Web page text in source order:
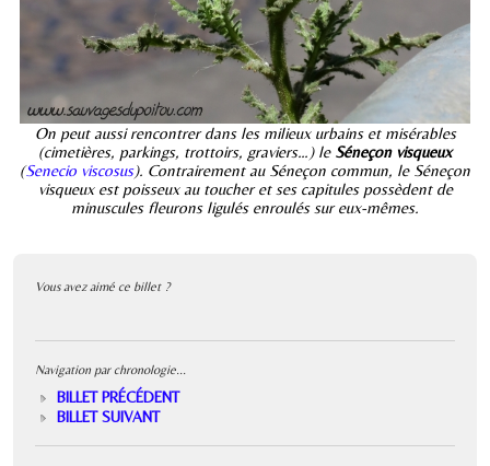
On peut aussi rencontrer dans les milieux urbains et misérables
(cimetières, parkings, trottoirs, graviers…) le Séneçon visqueux
(Senecio viscosus). Contrairement au Séneçon commun, le Séneçon
visqueux est poisseux au toucher et ses capitules possèdent de
minuscules fleurons ligulés enroulés sur eux-mêmes.
Vous avez aimé ce billet ?
Navigation par chronologie...
BILLET PRÉCÉDENT
BILLET SUIVANT